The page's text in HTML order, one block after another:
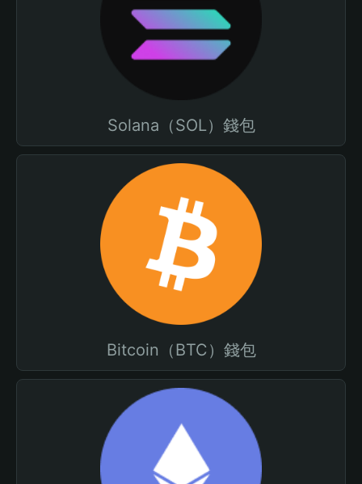
Solana（SOL）錢包
Bitcoin（BTC）錢包